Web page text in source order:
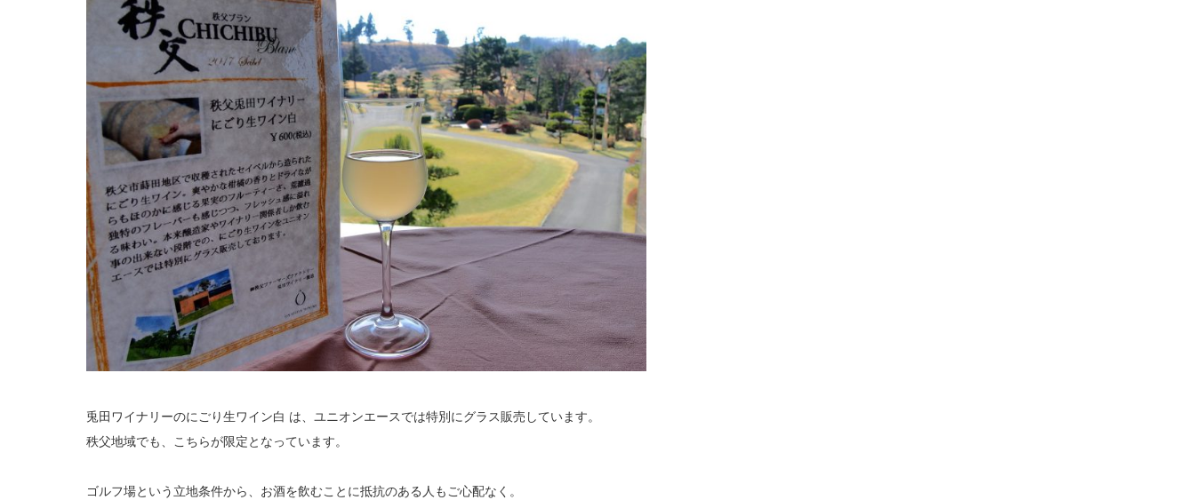
兎田ワイナリーのにごり生ワイン白 は、ユニオンエースでは特別にグラス販売しています。
秩父地域でも、こちらが限定となっています。
ゴルフ場という立地条件から、お酒を飲むことに抵抗のある人もご心配なく。